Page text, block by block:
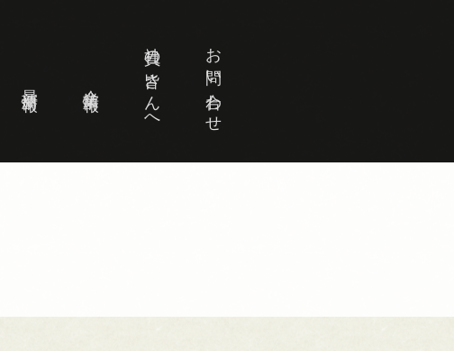
社員の皆さんへ お問い合わせ